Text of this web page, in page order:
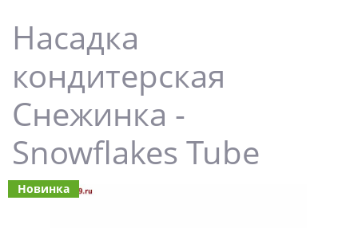
Насадка
кондитерская
Снежинка -
Snowflakes Tube
Новинка